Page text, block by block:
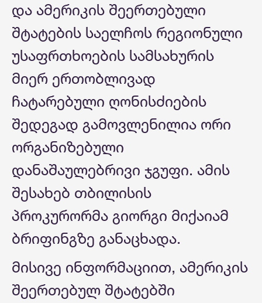
და ამერიკის შეერთებული
შტატების საელჩოს რეგიონული
უსაფრთხოების სამსახურის
მიერ ერთობლივად
ჩატარებული ღონისძიების
შედეგად გამოვლენილია ორი
ორგანიზებული
დანაშაულებრივი ჯგუფი. ამის
შესახებ თბილისის
პროკურორმა გიორგი მიქაიამ
ბრიფინგზე განაცხადა.
მისივე ინფორმაციით, ამერიკის
შეერთებულ შტატებში